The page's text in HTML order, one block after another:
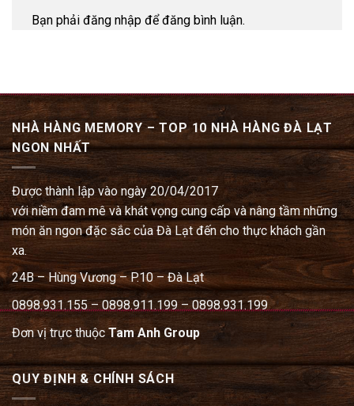
Bạn phải đăng nhập để đăng bình luận.
NHÀ HÀNG MEMORY – TOP 10 NHÀ HÀNG ĐÀ LẠT
NGON NHẤT
Được thành lập vào ngày 20/04/2017
với niềm đam mê và khát vọng cung cấp và nâng tầm những
món ăn ngon đặc sắc của Đà Lạt đến cho thực khách gần
xa.
24B – Hùng Vương – P.10 – Đà Lạt
0898.931.155 – 0898.911.199 – 0898.931.199
Đơn vị trực thuộcTam Anh Group
QUY ĐỊNH & CHÍNH SÁCH